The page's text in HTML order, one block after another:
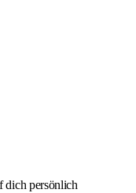
dich persönlich